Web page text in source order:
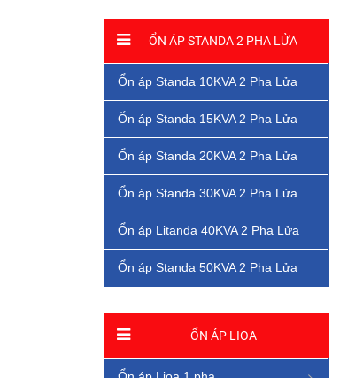
ỔN ÁP STANDA 2 PHA LỬA
Ổn áp Standa 10KVA 2 Pha Lửa
Ổn áp Standa 15KVA 2 Pha Lửa
Ổn áp Standa 20KVA 2 Pha Lửa
Ổn áp Standa 30KVA 2 Pha Lửa
Ổn áp Litanda 40KVA 2 Pha Lửa
Ổn áp Standa 50KVA 2 Pha Lửa
ỔN ÁP LIOA